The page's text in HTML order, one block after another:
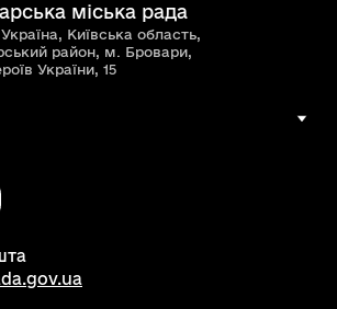
міська рада
Київська область,
район, м. Бровари,
України, 15